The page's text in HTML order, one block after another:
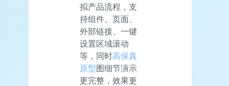
拟产品流程，支
持组件、页面、
外部链接、一键
设置区域滚动
等，同时高保真
原型图细节演示
更完整，效果更